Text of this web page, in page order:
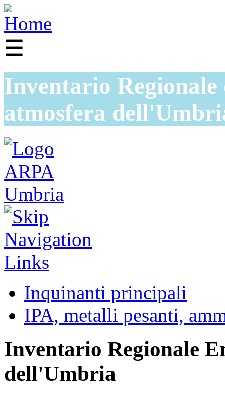
☰
Inventario
atmosfera
Inquinanti principali
IPA, metalli pesanti,
Inventario Regionale
dell'Umbria